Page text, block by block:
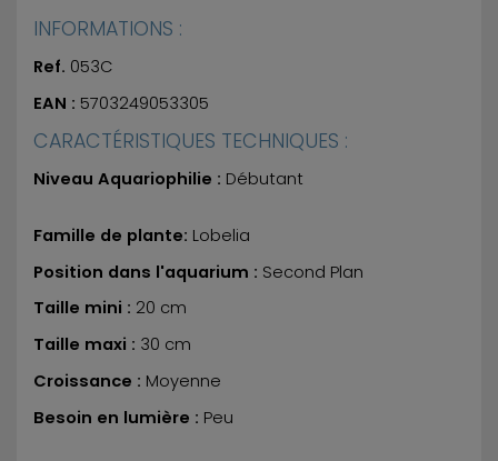
INFORMATIONS :
Ref. 053C
EAN : 5703249053305
CARACTÉRISTIQUES TECHNIQUES :
Niveau Aquariophilie : Débutant
Famille de plante: Lobelia
Position dans l'aquarium : Second Plan
Taille mini : 20 cm
Taille maxi : 30 cm
Croissance : Moyenne
Besoin en lumière : Peu